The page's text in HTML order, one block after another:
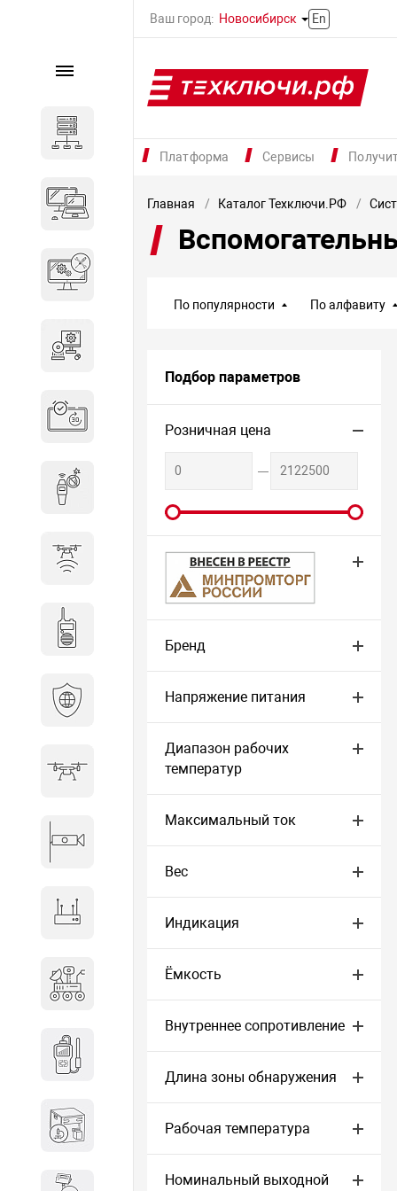
Ваш город: Новосибирск En
Платформа Сервисы
Каталог
Компьютеры и ноутбуки
Комплектующие для
Система бронирования
переговорных
Досмотровое оборудование
Защита от БПЛА
Кибербезопасность
Антитеррористическое
спектрометры
Главная Каталог Техключи.РФ
По популярности По алфавиту
Подбор параметров
Розничная цена
МИНПРОМТОРГ
Бренд
Напряжение питания
Диапазон рабочих
температур
Максимальный ток
Вес
Индикация
Ёмкость
Внутреннее сопротивление
Длина зоны обнаружения
Рабочая температура
Номинальный выходной